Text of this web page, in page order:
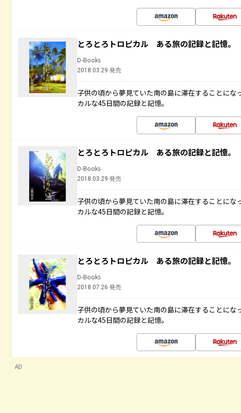
とろとろトロピカル ある旅の記録と記憶
D-Books
2018.03.29 発売
子供の頃から夢見ていた南の島に滞在することに
カルな45日間の記録と記憶。
とろとろトロピカル ある旅の記録と記憶
D-Books
2018.03.29 発売
子供の頃から夢見ていた南の島に滞在することに
カルな45日間の記録と記憶。
とろとろトロピカル ある旅の記録と記憶
D-Books
2018.07.26 発売
子供の頃から夢見ていた南の島に滞在することに
カルな45日間の記録と記憶。
AD